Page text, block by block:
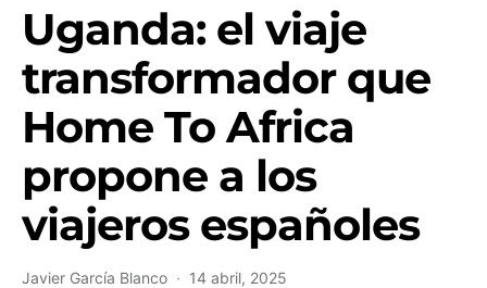
Uganda: el viaje
transformador que
Home To Africa
propone a los
viajeros españoles
Javier García Blanco 14 abril, 2025